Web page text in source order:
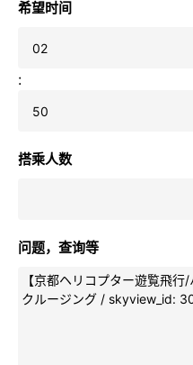
希望时间
:
搭乘人数
问题，查询等